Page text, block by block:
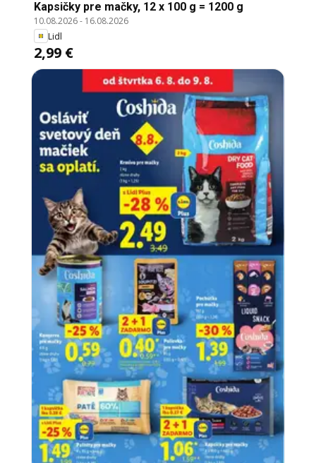
Kapsičky pre mačky, 12 x 100 g = 1200 g
10.08.2026- 16.08.2026
Lidl
2,99 €